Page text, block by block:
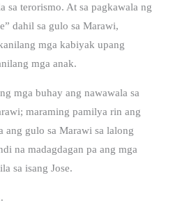
sa terorismo. At sa pagkawala ng
dahil sa gulo sa Marawi,
mga kabiyak upang
mga anak.
mga buhay ang nawawala sa
maraming pamilya rin ang
ang gulo sa Marawi sa lalong
na madagdagan pa ang mga
sa isang Jose.